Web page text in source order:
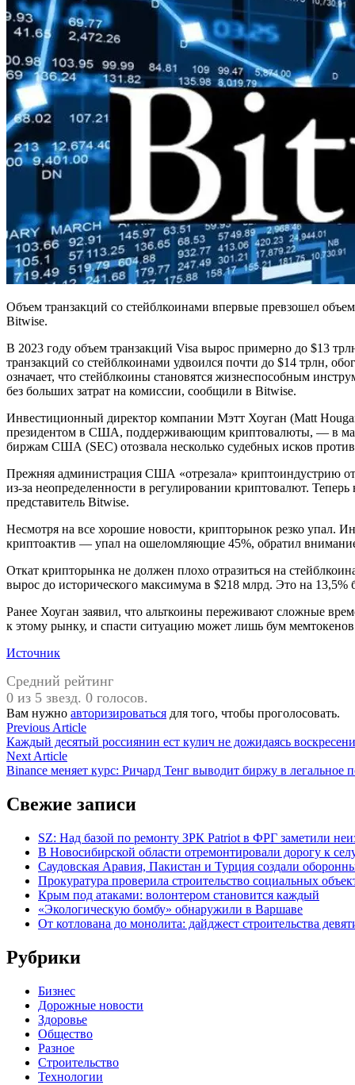
Объем транзакций со стейблкоинами впервые превзошел
Bitwise.
В 2023 году объем транзакций Visa вырос примерно до $13
транзакций со стейблкоинами удвоился почти до $14 трлн,
означает, что стейблкоины становятся жизнеспособным
без больших затрат на комиссии, сообщили в Bitwise.
Инвестиционный директор компании Мэтт Хоуган (Matt
президентом в США, поддерживающим криптовалюты, — в
биржам США (SEC) отозвала несколько судебных исков
Прежняя администрация США «отрезала» криптоиндустрию от
из-за неопределенности в регулировании криптовалют.
представитель Bitwise.
Несмотря на все хорошие новости, крипторынок резко упал.
криптоактив — упал на ошеломляющие 45%, обратил
Откат крипторынка не должен плохо отразиться на
вырос до исторического максимума в $218 млрд. Это на
Ранее Хоуган заявил, что альткоины переживают сложные
к этому рынку, и спасти ситуацию может лишь бум
Источник
Средний рейтинг
0 из 5 звезд. 0 голосов.
Вам нужно авторизироваться для того, чтобы проголосовать.
Навигация
по
записям
Previous ArticlePrevious
article:
Каждый десятый россиянин ест кулич не дожидаясь
Next ArticleNext
article:
Binance меняет курс: Ричард Тенг выводит биржу в легальное
Свежие записи
SZ: Над базой по ремонту ЗРК Patriot в ФРГ заметили
В Новосибирской области отремонтировали дорогу к
Саудовская Аравия, Пакистан и Турция создали
Прокуратура проверила строительство социальных
Крым под атаками: волонтером становится каждый
«Экологическую бомбу» обнаружили в Варшаве
От котлована до монолита: дайджест строительства
Рубрики
Бизнес
Дорожные новости
Здоровье
Общество
Разное
Строительство
Технологии